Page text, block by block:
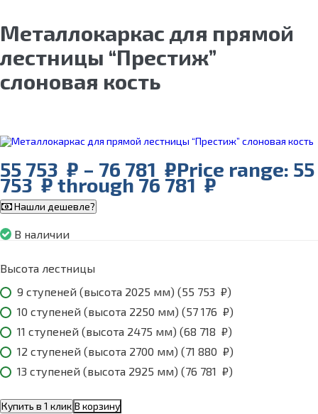
Металлокаркас для прямой
лестницы “Престиж”
слоновая кость
55 753 ₽ – 76 781 ₽Price range: 55
753 ₽ through 76 781 ₽
Нашли дешевле?
В наличии
Высота лестницы
9 ступеней (высота 2025 мм) (55 753 ₽)
10 ступеней (высота 2250 мм) (57 176 ₽)
11 ступеней (высота 2475 мм) (68 718 ₽)
12 ступеней (высота 2700 мм) (71 880 ₽)
13 ступеней (высота 2925 мм) (76 781 ₽)
Купить в 1 клик В корзину